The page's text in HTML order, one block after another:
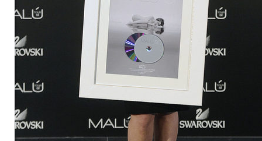
Magdalena de Suecia responde a las críticas y explica por qué le han permitido lanzar su propio negocio